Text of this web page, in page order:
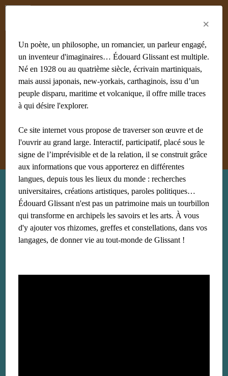
#achiery #acoma #adami #afrique #agnès B
#algérie
#Aliocha Wald Lasowski #amériques
#amis
#anthropologie
Afficher tous les mots clés
Recherche : chaos
×
Un poète, un philosophe, un romancier, un parleur engagé,
un inventeur d'imaginaires… Édouard Glissant est multiple.
Né en 1928 ou au quatrième siècle, écrivain martiniquais,
mais aussi japonais, new-yorkais, carthaginois, issu d’un
peuple disparu, maritime et volcanique, il offre mille traces
à qui désire l'explorer.
Ce site internet vous propose de traverser son œuvre et de
l'ouvrir au grand large. Interactif, participatif, placé sous le
signe de l’imprévisible et de la relation, il se construit grâce
aux informations que vous apporterez en différentes
langues, depuis tous les lieux du monde : recherches
universitaires, créations artistiques, paroles politiques…
Édouard Glissant n'est pas un patrimoine mais un tourbillon
qui transforme en archipels les savoirs et les arts. À vous
d'y ajouter vos rhizomes, greffes et constellations, dans vos
langages, de donner vie au tout-monde de Glissant !